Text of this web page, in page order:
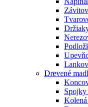
Drevené
Spojky
Kolená